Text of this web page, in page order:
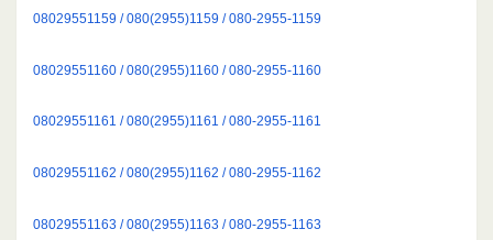
08029551159 / 080(2955)1159 / 080-2955-1159
08029551160 / 080(2955)1160 / 080-2955-1160
08029551161 / 080(2955)1161 / 080-2955-1161
08029551162 / 080(2955)1162 / 080-2955-1162
08029551163 / 080(2955)1163 / 080-2955-1163